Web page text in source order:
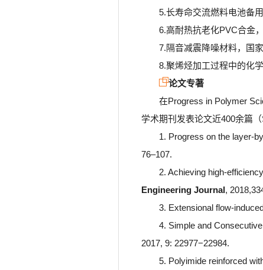
5.长寿命交流燃料电池备
6.高耐热抗老化PVC合金
7.隔音减震降噪材料，国
8.聚烯烃加工过程中的化
论文专著
在Progress in Polymer
学术期刊发表论文近400余篇
1. Progress on the layer-
76–107.
2. Achieving high-
Engineering Journal,
3. Extensional flow-
4. Simple and
2017, 9: 22977−22984.
5. Polyimide reinforced